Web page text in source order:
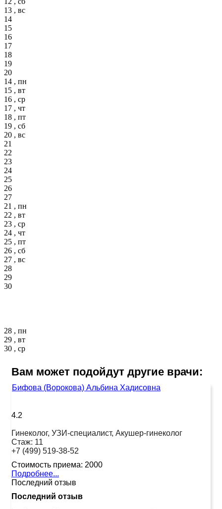
13 , вс
14
15
16
17
18
19
20
14 , пн
15 , вт
16 , ср
17 , чт
18 , пт
19 , сб
20 , вс
21
22
23
24
25
26
27
21 , пн
22 , вт
23 , ср
24 , чт
25 , пт
26 , сб
27 , вс
28
29
30
28 , пн
29 , вт
30 , ср
Вам может подойдут другие врачи:
Бифова (Ворокова) Альбина Хадисовна
4.2
Гинеколог, УЗИ-специалист, Акушер-гинеколог
Стаж: 11
+7 (499) 519-38-52
Стоимость приема: 2000
Подробнее...
Последний отзыв
Последний отзыв